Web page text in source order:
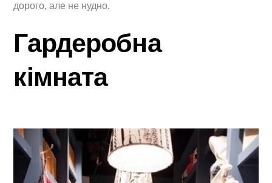
дорого, але не нудно.
Гардеробна
кімната